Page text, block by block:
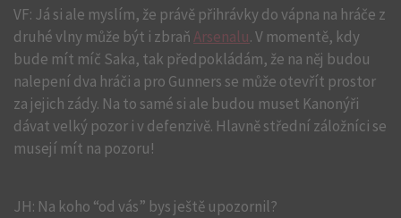
VF: Já si ale myslím, že právě přihrávky do vápna na hráče z
druhé vlny může být i zbraňArsenalu. V momentě, kdy
bude mít míč Saka, tak předpokládám, že na něj budou
nalepení dva hráči a pro Gunners se může otevřít prostor
za jejich zády. Na to samé si ale budou muset Kanonýři
dávat velký pozor i v defenzivě. Hlavně střední záložníci se
musejí mít na pozoru!
JH: Na koho “od vás” bys ještě upozornil?